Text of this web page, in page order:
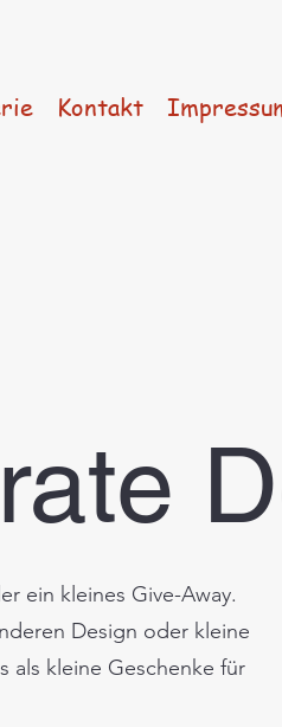
Kontakt
ein kleines Give-Away.
Design oder kleine
als kleine Geschenke für